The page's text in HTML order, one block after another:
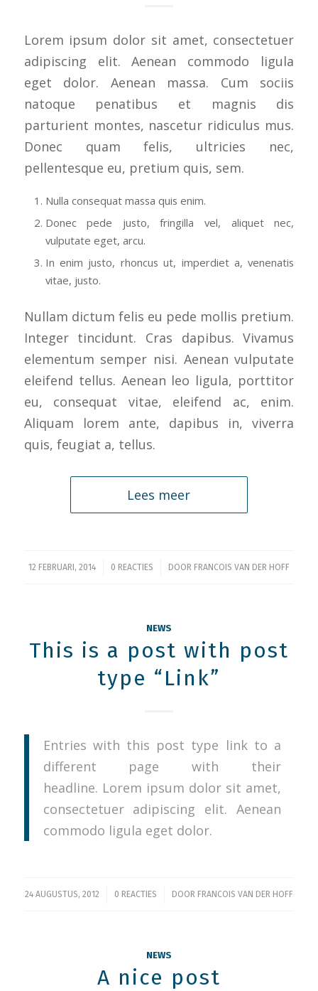
Lorem ipsum dolor sit amet, consectetuer
adipiscing elit. Aenean commodo ligula
eget dolor. Aenean massa. Cum sociis
natoque penatibus et magnis dis
parturient montes, nascetur ridiculus mus.
Donec quam felis, ultricies nec,
pellentesque eu, pretium quis, sem.
Nulla consequat massa quis enim.
Donec pede justo, fringilla vel, aliquet nec,
vulputate eget, arcu.
In enim justo, rhoncus ut, imperdiet a, venenatis
vitae, justo.
Nullam dictum felis eu pede mollis pretium.
Integer tincidunt. Cras dapibus. Vivamus
elementum semper nisi. Aenean vulputate
eleifend tellus. Aenean leo ligula, porttitor
eu, consequat vitae, eleifend ac, enim.
Aliquam lorem ante, dapibus in, viverra
quis, feugiat a, tellus.
Lees meer
12 FEBRUARI, 2014
/ 0 REACTIES
/ DOOR FRANCOIS VAN DER HOFF
NEWS
This is a post with post
type “Link”
Entries with this post type link to a
different page with their
headline. Lorem ipsum dolor sit amet,
consectetuer adipiscing elit. Aenean
commodo ligula eget dolor.
24 AUGUSTUS, 2012
/ 0 REACTIES
/ DOOR FRANCOIS VAN DER HOFF
NEWS
A nice post